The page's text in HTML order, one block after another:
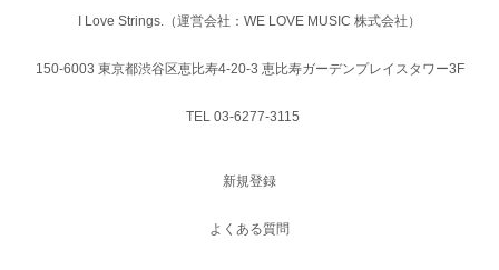
I Love Strings.（運営会社：WE LOVE MUSIC 株式会社）
150-6003 東京都渋谷区恵比寿4-20-3 恵比寿ガーデンプレイスタワー3F
TEL 03-6277-3115
新規登録
よくある質問